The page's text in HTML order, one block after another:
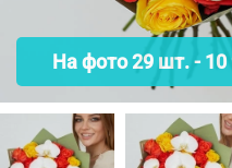
На фото 29 шт. - 10